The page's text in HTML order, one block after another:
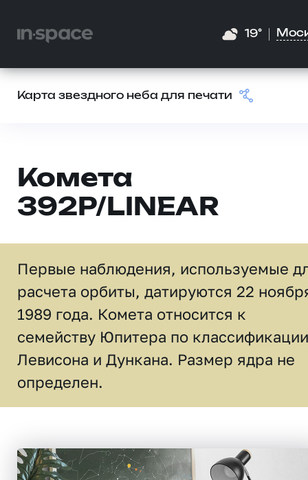
19°
Карта звездного неба для печати
Комета
392P/LINEAR
Первые наблюдения, используемые
расчета орбиты, датируются 22
1989 года. Комета относится к
семейству Юпитера по классификации
Левисона и Дункана. Размер ядра не
определен.